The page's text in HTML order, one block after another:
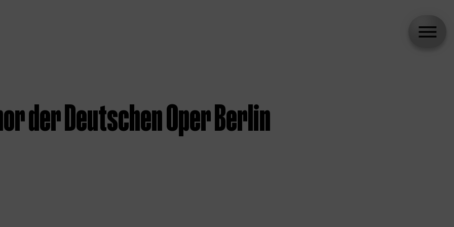
der Deutschen Oper Berlin